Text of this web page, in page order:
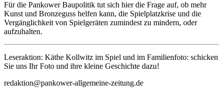
Für die Pankower Baupolitik tut sich hier die Frage auf, ob mehr
Kunst und Bronzeguss helfen kann, die Spielplatzkrise und die
Vergänglichkeit von Spielgeräten zumindest zu mindern, oder
aufzuhalten.
Leseraktion: Käthe Kollwitz im Spiel und im Familienfoto: schicken
Sie uns Ihr Foto und ihre kleine Geschichte dazu!
redaktion@pankower-allgemeine-zeitung.de